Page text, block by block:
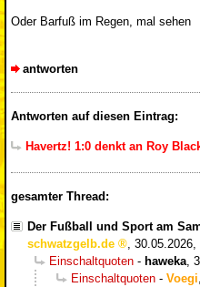
Oder Barfuß im Regen, mal sehen
antworten
Antworten auf diesen Eintrag:
Havertz! 1:0 denkt an Roy
gesamter Thread:
Der Fußball und Sport am
schwatzgelb.de
, 30.05.2026,
Einschaltquoten - haweka,
Einschaltquoten - Voegi,